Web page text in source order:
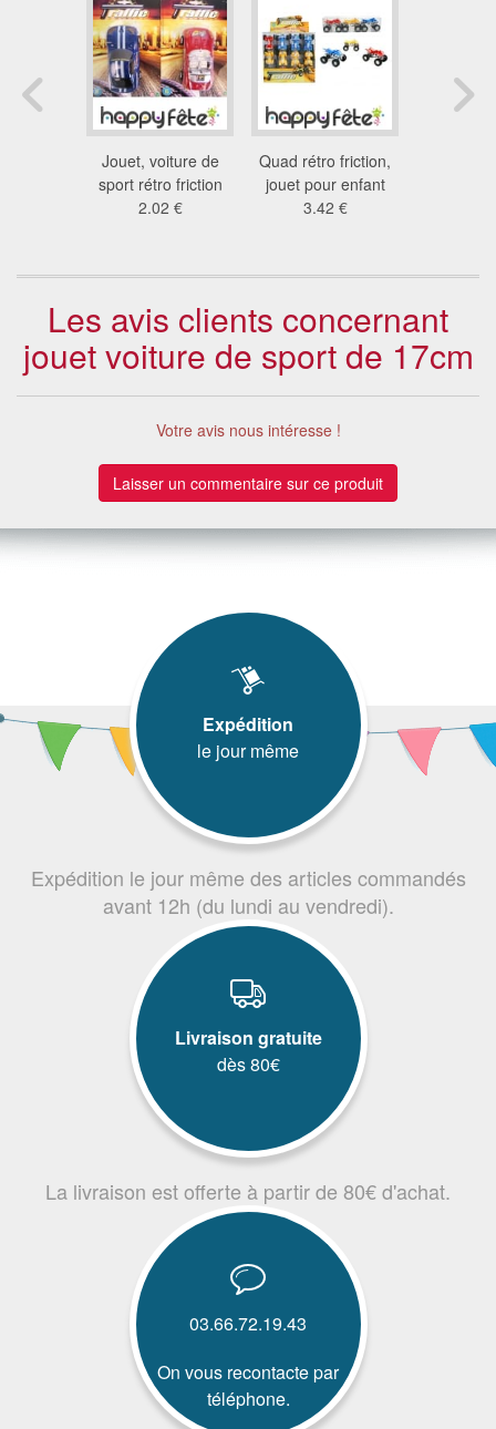
Jouet, voiture de
sport rétro friction
2.02 €
Quad rétro friction,
jouet pour enfant
3.42 €
Les avis clients concernant
jouet voiture de sport de 17cm
Votre avis nous intéresse !
Laisser un commentaire sur ce produit
Expédition
le jour même
Expédition le jour même des articles commandés
avant 12h (du lundi au vendredi).
Livraison gratuite
dès 80€
La livraison est offerte à partir de 80€ d'achat.
03.66.72.19.43
On vous recontacte par
téléphone.